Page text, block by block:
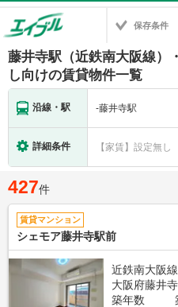
保存条件
藤井寺駅（近鉄南大阪線）
し向けの賃貸物件一覧
沿線・駅 -藤井寺駅
詳細条件 【家賃】設定無し
427件
賃貸マンション
シェモア藤井寺駅前
近鉄南大阪
大阪府藤井
築年数